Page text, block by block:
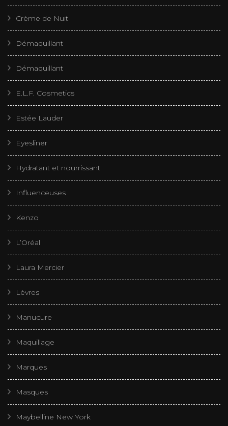
Crème de Nuit
Démaquillant
Démaquillant
E.L.F. Cosmetics
Estée Lauder
Eyesliner
Hydratant et nourrissant
Influenceuses
Kenzo
L’Oréal
Laura Mercier
Lèvres
Manucure
Maquillage
Marques
Masques
Maybelline New York